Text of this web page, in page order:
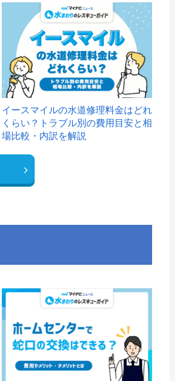
イースマイルの水道修理料金はどれ
くらい？トラブル別の費用目安と相
場比較・内訳を解説